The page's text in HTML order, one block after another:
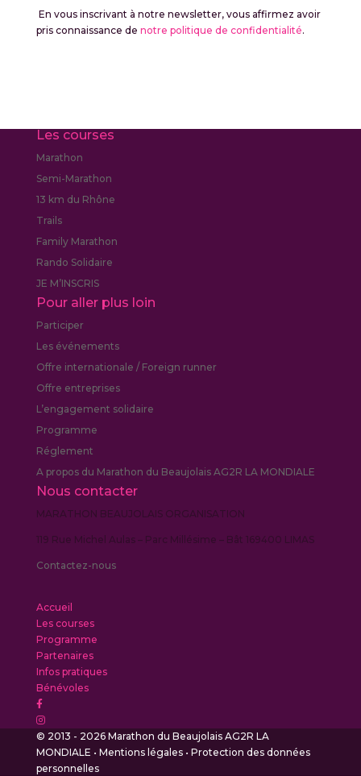
En vous inscrivant à notre newsletter, vous affirmez avoir
pris connaissance de notre politique de confidentialité.
Les courses
Marathon
Semi-Marathon
13 km du Rhône
Trails
Family Marathon
Rando Solidaire
JE M’INSCRIS
Pour aller plus loin
Participer
Les événements
Offre internationale / Foreign runner
Offre entreprises
L’engagement solidaire
Programme
Réglement
A propos du Marathon du Beaujolais AG2R LA MONDIALE
Nous contacter
MARATHON BEAUJOLAIS ORGANISATION
119 Rue Michel Aulas – Parc Millésime – Bât 169400 LIMAS
Contactez-nous
Accueil
Les courses
Programme
Partenaires
Infos pratiques
Bénévoles
© 2013 - 2026 Marathon du Beaujolais AG2R LA
MONDIALE • Mentions légales• Protection des données
personnelles